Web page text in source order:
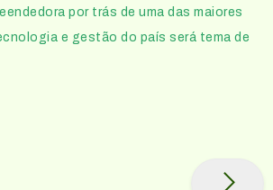
por trás de uma das maiores
e gestão do país será tema de